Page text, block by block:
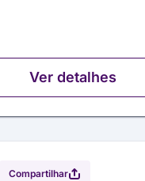
Ver detalhes
Compartilhar